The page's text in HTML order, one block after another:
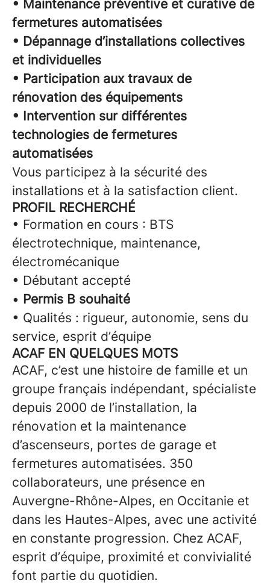
• Maintenance préventive et curative de
fermetures automatisées
• Dépannage d’installations collectives
et individuelles
• Participation aux travaux de
rénovation des équipements
• Intervention sur différentes
technologies de fermetures
automatisées
Vous participez à la sécurité des
installations et à la satisfaction client.
PROFIL RECHERCHÉ
• Formation en cours : BTS
électrotechnique, maintenance,
électromécanique
• Débutant accepté
• Permis B souhaité
• Qualités : rigueur, autonomie, sens du
service, esprit d’équipe
ACAF EN QUELQUES MOTS
ACAF, c’est une histoire de famille et un
groupe français indépendant, spécialiste
depuis 2000 de l’installation, la
rénovation et la maintenance
d’ascenseurs, portes de garage et
fermetures automatisées. 350
collaborateurs, une présence en
Auvergne-Rhône-Alpes, en Occitanie et
dans les Hautes-Alpes, avec une activité
en constante progression. Chez ACAF,
esprit d’équipe, proximité et convivialité
font partie du quotidien.